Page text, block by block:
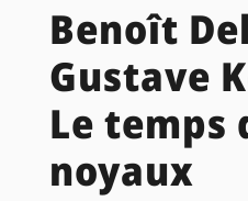
Benoît
Gustave
Le temps
noyaux